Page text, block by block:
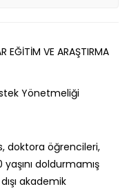
EĞİTİM VE ARAŞTIRMA
Yönetmeliği
doktora öğrencileri,
doldurmamış
akademik